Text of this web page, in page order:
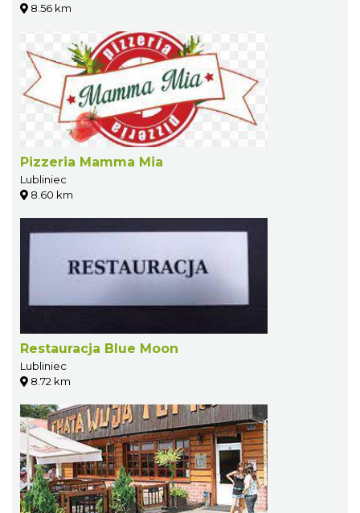
8.56 km
Pizzeria Mamma Mia
Lubliniec
8.60 km
Restauracja Blue Moon
Lubliniec
8.72 km